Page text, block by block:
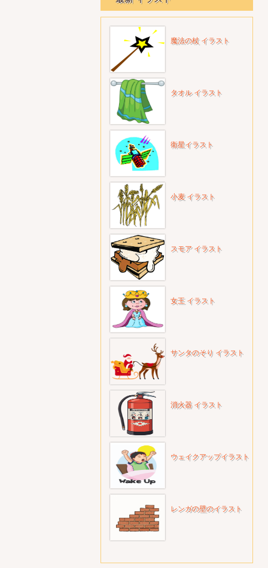
魔法の杖 イラスト
タオル イラスト
衛星イラスト
小麦 イラスト
スモア イラスト
女王 イラスト
サンタのそり イラスト
消火器 イラスト
ウェイクアップイラスト
レンガの壁のイラスト